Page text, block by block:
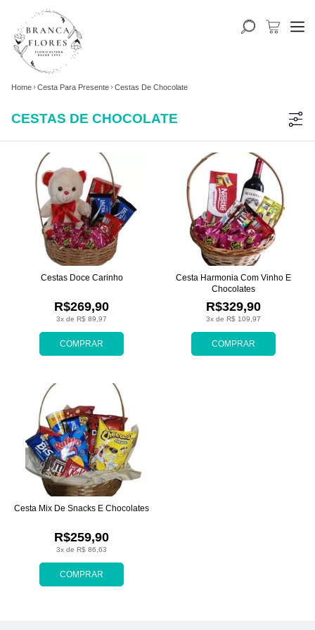
Home Cesta Para Presente Cestas De Chocolate
CESTAS DE CHOCOLATE
COMPRAR
3x de R$ 89,97
R$269,90
Cestas Doce Carinho
COMPRAR
3x de R$ 109,97
R$329,90
Cesta Harmonia Com Vinho E
Chocolates
COMPRAR
3x de R$ 86,63
R$259,90
Cesta Mix De Snacks E Chocolates